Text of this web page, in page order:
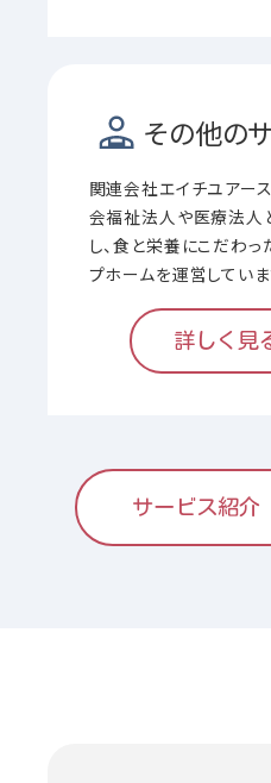
その他の
関連会社エイチユアー
会福祉法人や医療法人
し、食と栄養にこだわ
プホームを運営していま
詳しく見
サービス紹介